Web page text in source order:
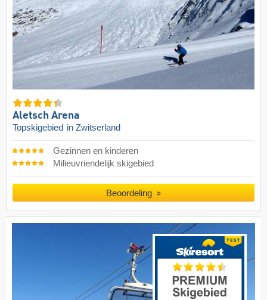
Aletsch Arena
Topskigebied in Zwitserland
Gezinnen en kinderen
Milieuvriendelijk skigebied
Beoordeling